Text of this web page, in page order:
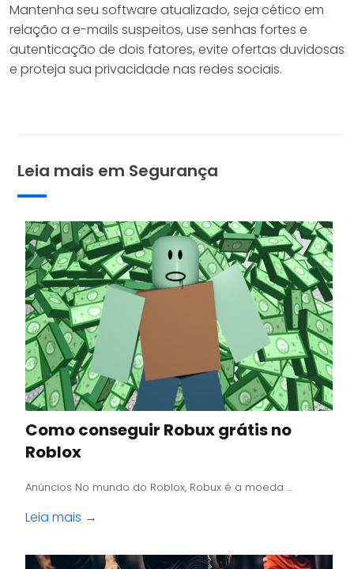
Mantenha seu software atualizado, seja cético em
relação a e-mails suspeitos, use senhas fortes e
autenticação de dois fatores, evite ofertas duvidosas
e proteja sua privacidade nas redes sociais.
Leia mais em Segurança
Como conseguir Robux grátis no
Roblox
Anúncios No mundo do Roblox, Robux é a moeda ...
Leia mais →